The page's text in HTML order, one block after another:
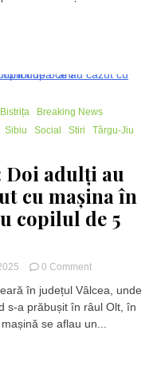
devastator.
incendii
în
perioadă
de
zile
Bistrița
Breaking News
Sibiu Social Stiri
Târgu-Jiu
adulți au
cu mașina în
copilul de 5
0 Commenton
pe
râul
Olt:
în județul Vâlcea, unde
s-a prăbușit în râul Olt, în
se aflau un...